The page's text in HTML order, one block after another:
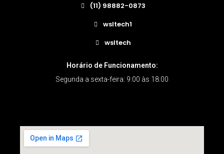
(11) 98882-0873
wsltech1
wsltech
Horário de Funcionamento:
Segunda a sexta-feira: 9:00 às 18:00